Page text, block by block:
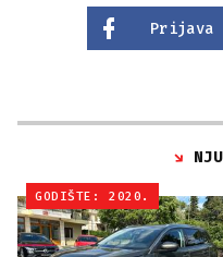
Prijava
GODIŠTE: 2020.